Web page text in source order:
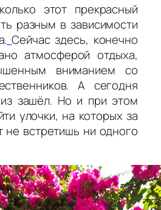
этот прекрасный
разным в зависимости
Сейчас здесь, конечно
атмосферой отдыха,
вниманием со
А сегодня
зашёл. Но и при этом
улочки, на которых за
не встретишь ни одного